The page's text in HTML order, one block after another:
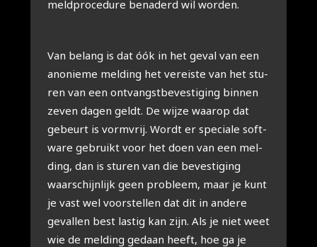
meld­pro­ce­du­re bena­derd wil wor­den.
Van belang is dat óók in het geval van een
ano­nie­me mel­ding het ver­eis­te van het stu­
ren van een ont­vangst­be­ves­ti­ging bin­nen
zeven dagen geldt. De wij­ze waar­op dat
gebeurt is vorm­vrij. Wordt er spe­ci­a­le soft­
wa­re gebruikt voor het doen van een mel­
ding, dan is stu­ren van die beves­ti­ging
waar­schijn­lijk geen pro­bleem, maar je kunt
je vast wel voor­stel­len dat dit in ande­re
geval­len best las­tig kan zijn. Als je niet weet
wie de mel­ding gedaan heeft, hoe ga je